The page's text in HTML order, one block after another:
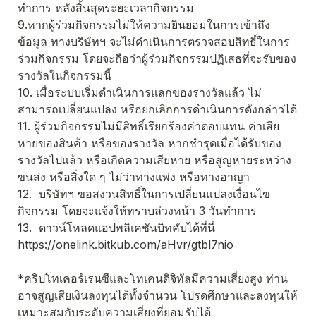
ทำการ หลังสิ้นสุดระยะเวลากิจกรรม
9.หากผู้ร่วมกิจกรรมไม่ให้ความยินยอมในการเข้าถึง
ข้อมูล ทางบริษัทฯ จะไม่ดำเนินการตรวจสอบสิทธิ์ในการ
ร่วมกิจกรรม โดยจะถือว่าผู้ร่วมกิจกรรมปฏิเสธที่จะรับของ
รางวัลในกิจกรรมนี้
10. เมื่อระบบเริ่มดำเนินการแลกของรางวัลแล้ว ไม่
สามารถเปลี่ยนแปลง หรือยกเลิกการดำเนินการดังกล่าวได้
11. ผู้ร่วมกิจกรรมไม่มีสิทธิ์เรียกร้องค่าตอบแทน ค่าเสีย
หายของสินค้า หรือของรางวัล หากชำรุดเมื่อได้รับของ
รางวัลไปแล้ว หรือเกิดความเสียหาย หรือสูญหายระหว่าง
ขนส่ง หรือสิ่งใด ๆ ไม่ว่าทางแพ่ง หรือทางอาญา
12.  บริษัทฯ ขอสงวนสิทธิ์ในการเปลี่ยนแปลงเงื่อนไข
กิจกรรม โดยจะแจ้งให้ทราบล่วงหน้า 3 วันทำการ
13.  ดาวน์โหลดแอปพลิเคชันบิทคับได้ที่นี่
https://onelink.bitkub.com/aHvr/gtbl7nio
*คริปโทเคอร์เรนซีและโทเคนดิจิทัลมีความเสี่ยงสูง ท่าน
อาจสูญเสียเงินลงทุนได้ทั้งจํานวน โปรดศึกษาและลงทุนให้
เหมาะสมกับระดับความเสี่ยงที่ยอมรับได้